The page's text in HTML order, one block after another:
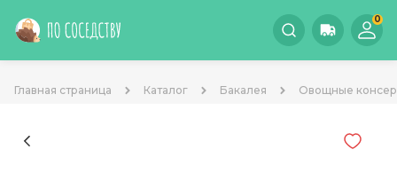
0
Главная страница Каталог Бакалея Овощные